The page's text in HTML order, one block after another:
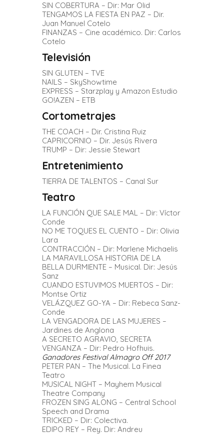
SIN COBERTURA – Dir: Mar Olid
TENGAMOS LA FIESTA EN PAZ – Dir.
Juan Manuel Cotelo
FINANZAS – Cine académico. Dir: Carlos
Cotelo
Televisión
SIN GLUTEN – TVE
NAILS – SkyShowtime
EXPRESS – Starzplay y Amazon Estudio
GO!AZEN – ETB
Cortometrajes
THE COACH – Dir. Cristina Ruiz
CAPRICORNIO – Dir. Jesús Rivera
TRUMP – Dir: Jessie Stewart
Entretenimiento
TIERRA DE TALENTOS – Canal Sur
Teatro
LA FUNCIÓN QUE SALE MAL – Dir: Víctor
Conde
NO ME TOQUES EL CUENTO – Dir: Olivia
Lara
CONTRACCIÓN – Dir: Marlene Michaelis
LA MARAVILLOSA HISTORIA DE LA
BELLA DURMIENTE – Musical. Dir: Jesús
Sanz
CUANDO ESTUVIMOS MUERTOS – Dir:
Montse Ortiz
VELÁZQUEZ GO-YA – Dir: Rebeca Sanz-
Conde
LA VENGADORA DE LAS MUJERES –
Jardines de Anglona
A SECRETO AGRAVIO, SECRETA
VENGANZA – Dir: Pedro Hofhuis.
Ganadores Festival Almagro Off 2017
PETER PAN – The Musical. La Finea
Teatro
MUSICAL NIGHT – Mayhem Musical
Theatre Company
FROZEN SING ALONG – Central School
Speech and Drama
TRICKED – Dir: Colectiva.
EDIPO REY – Rey. Dir: Andreu